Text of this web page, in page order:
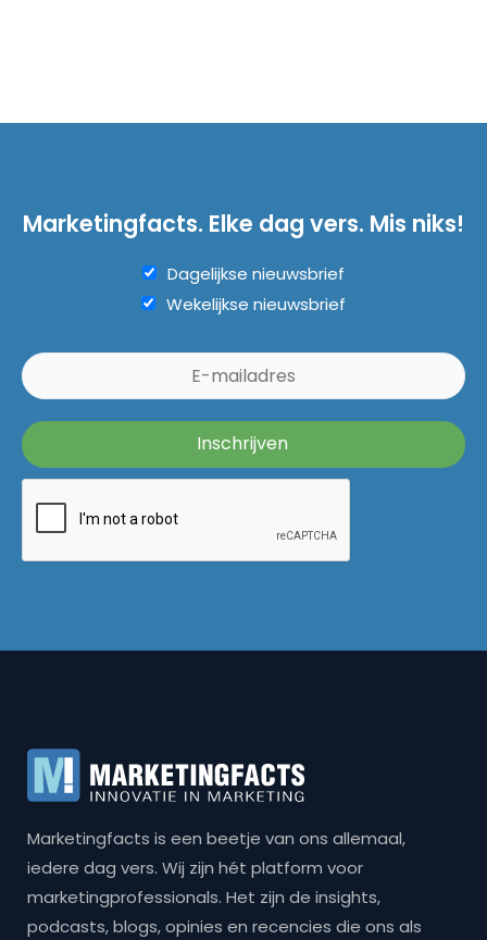
Marketingfacts. Elke dag vers. Mis niks!
Dagelijkse nieuwsbrief
Wekelijkse nieuwsbrief
Marketingfacts is een beetje van ons allemaal,
iedere dag vers. Wij zijn hét platform voor
marketingprofessionals. Het zijn de insights,
podcasts, blogs, opinies en recencies die ons als